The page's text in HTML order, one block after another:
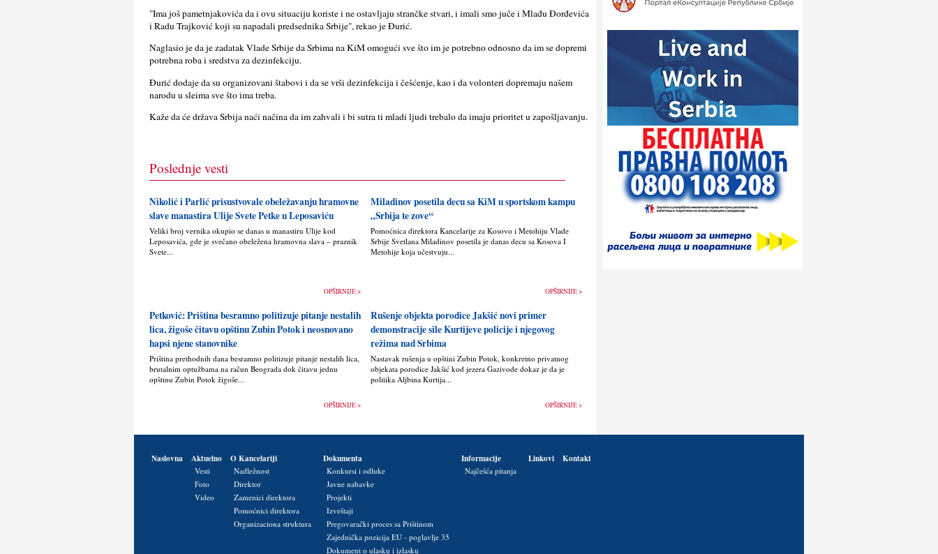
"Ima još pametnjakovića da i ovu situaciju koriste i ne ostavlјaju strančke stvari, i imali smo juče i Mlađu Đorđevića
i Radu Trajković koji su napadali predsednika Srbije", rekao je Đurić.
Naglasio je da je zadatak Vlade Srbije da Srbima na KiM omogući sve što im je potrebno odnosno da im se dopremi
potrebna roba i sredstva za dezinfekciju.
Đurić dodaje da su organizovani štabovi i da se vrši dezinfekcija i češćenje, kao i da volonteri dopremaju našem
narodu u sleima sve što ima treba.
Kaže da će država Srbija naći načina da im zahvali i bi sutra ti mladi lјudi trebalo da imaju prioritet u zapošlјavanju.
Poslednje vesti
Nikolić i Parlić prisustvovale obeležavanju hramovne
slave manastira Ulije Svete Petke u Leposaviću
Veliki broj vernika okupio se danas u manastiru Ulije kod
Leposavića, gde je svečano obeležena hramovna slava – praznik
Svete...
OPŠIRNIJE >
Miladinov posetila decu sa KiM u sportskom kampu
„Srbija te zove“
Pomoćnica direktora Kancelarije za Kosovo i Metohiju Vlade
Srbije Svetlana Miladinov posetila je danas decu sa Kosova I
Metohije koja učestvuju...
OPŠIRNIJE >
Petković: Priština besramno politizuje pitanje nestalih
lica, žigoše čitavu opštinu Zubin Potok i neosnovano
hapsi njene stanovnike
Priština prethodnih dana besramno politizuje pitanje nestalih lica,
brutalnim optužbama na račun Beograda dok čitavu jednu
opštinu Zubin Potok žigoše...
OPŠIRNIJE >
Rušenje objekta porodice Jakšić novi primer
demonstracije sile Kurtijeve policije i njegovog
režima nad Srbima
Nastavak rušenja u opštini Zubin Potok, konkretno privatnog
objekata porodice Jakšić kod jezera Gazivode dokaz je da je
politika Alјbina Kurtija...
OPŠIRNIJE >
Naslovna Aktuelno
Vesti
Foto
Video
O Kancelariji
Nadležnost
Direktor
Zamenici direktora
Pomoćnici direktora
Organizaciona struktura
Dokumenta
Konkursi i odluke
Javne nabavke
Projekti
Izveštaji
Pregovarački proces sa Prištinom
Zajednička pozicija EU - poglavlje 35
Dokument o ulasku i izlasku
Informacije
Najčešća pitanja
Linkovi Kontakt